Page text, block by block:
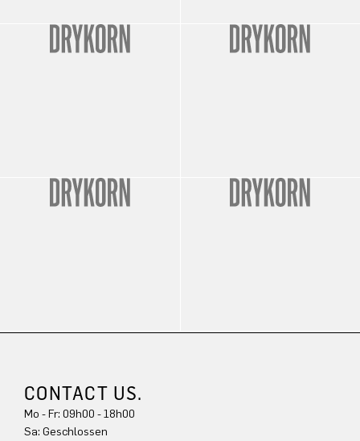
CONTACT US.
Mo - Fr: 09h00 - 18h00
Sa: Geschlossen